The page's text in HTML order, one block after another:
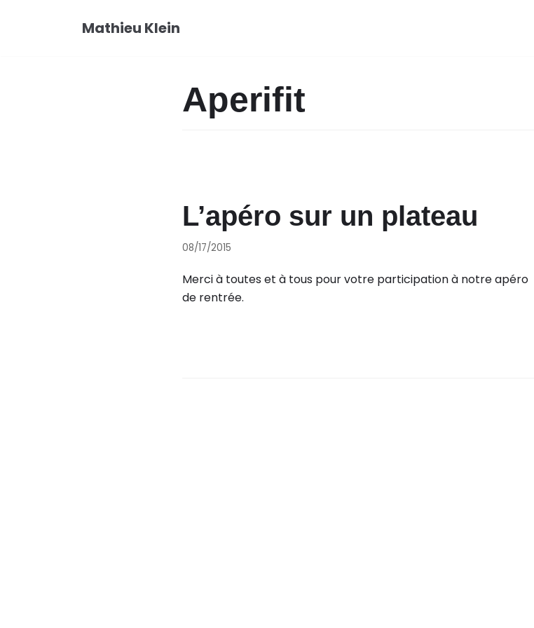
Mathieu Klein
Aperifit
L’apéro sur un plateau
08/17/2015
Merci à toutes et à tous pour votre participation à notre apéro
de rentrée.